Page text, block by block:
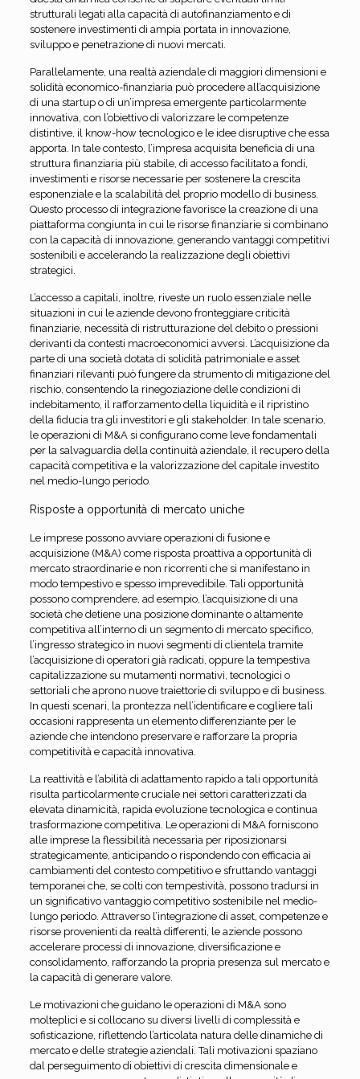
strutturali legati alla capacità di autofinanziamento e di
sostenere investimenti di ampia portata in innovazione,
sviluppo e penetrazione di nuovi mercati.
Parallelamente, una realtà aziendale di maggiori dimensioni e
solidità economico-finanziaria può procedere all’acquisizione
di una startup o di un’impresa emergente particolarmente
innovativa, con l’obiettivo di valorizzare le competenze
distintive, il know-how tecnologico e le idee disruptive che essa
apporta. In tale contesto, l’impresa acquisita beneficia di una
struttura finanziaria più stabile, di accesso facilitato a fondi,
investimenti e risorse necessarie per sostenere la crescita
esponenziale e la scalabilità del proprio modello di business.
Questo processo di integrazione favorisce la creazione di una
piattaforma congiunta in cui le risorse finanziarie si combinano
con la capacità di innovazione, generando vantaggi competitivi
sostenibili e accelerando la realizzazione degli obiettivi
strategici.
L’accesso a capitali, inoltre, riveste un ruolo essenziale nelle
situazioni in cui le aziende devono fronteggiare criticità
finanziarie, necessità di ristrutturazione del debito o pressioni
derivanti da contesti macroeconomici avversi. L’acquisizione da
parte di una società dotata di solidità patrimoniale e asset
finanziari rilevanti può fungere da strumento di mitigazione del
rischio, consentendo la rinegoziazione delle condizioni di
indebitamento, il rafforzamento della liquidità e il ripristino
della fiducia tra gli investitori e gli stakeholder. In tale scenario,
le operazioni di M&A si configurano come leve fondamentali
per la salvaguardia della continuità aziendale, il recupero della
capacità competitiva e la valorizzazione del capitale investito
nel medio-lungo periodo.
Risposte a opportunità di mercato uniche
Le imprese possono avviare operazioni di fusione e
acquisizione (M&A) come risposta proattiva a opportunità di
mercato straordinarie e non ricorrenti che si manifestano in
modo tempestivo e spesso imprevedibile. Tali opportunità
possono comprendere, ad esempio, l’acquisizione di una
società che detiene una posizione dominante o altamente
competitiva all’interno di un segmento di mercato specifico,
l’ingresso strategico in nuovi segmenti di clientela tramite
l’acquisizione di operatori già radicati, oppure la tempestiva
capitalizzazione su mutamenti normativi, tecnologici o
settoriali che aprono nuove traiettorie di sviluppo e di business.
In questi scenari, la prontezza nell’identificare e cogliere tali
occasioni rappresenta un elemento differenziante per le
aziende che intendono preservare e rafforzare la propria
competitività e capacità innovativa.
La reattività e l’abilità di adattamento rapido a tali opportunità
risulta particolarmente cruciale nei settori caratterizzati da
elevata dinamicità, rapida evoluzione tecnologica e continua
trasformazione competitiva. Le operazioni di M&A forniscono
alle imprese la flessibilità necessaria per riposizionarsi
strategicamente, anticipando o rispondendo con efficacia ai
cambiamenti del contesto competitivo e sfruttando vantaggi
temporanei che, se colti con tempestività, possono tradursi in
un significativo vantaggio competitivo sostenibile nel medio-
lungo periodo. Attraverso l’integrazione di asset, competenze e
risorse provenienti da realtà differenti, le aziende possono
accelerare processi di innovazione, diversificazione e
consolidamento, rafforzando la propria presenza sul mercato e
la capacità di generare valore.
Le motivazioni che guidano le operazioni di M&A sono
molteplici e si collocano su diversi livelli di complessità e
sofisticazione, riflettendo l’articolata natura delle dinamiche di
mercato e delle strategie aziendali. Tali motivazioni spaziano
dal perseguimento di obiettivi di crescita dimensionale e